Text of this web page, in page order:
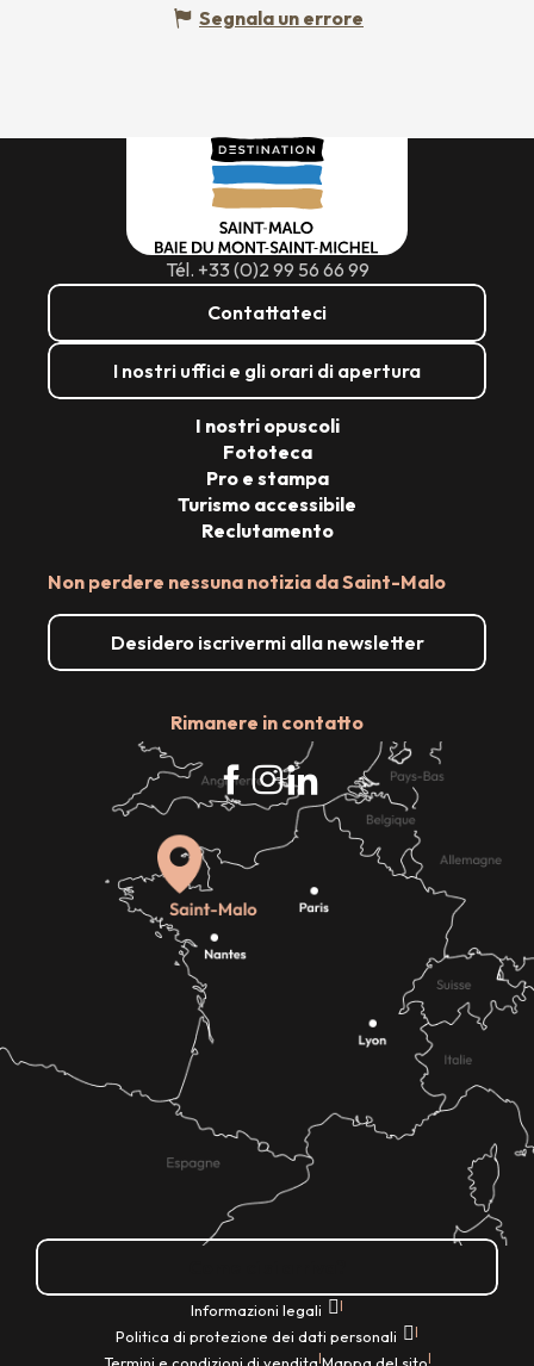
Segnala un errore
Tél. +33 (0)2 99 56 66 99
Contattateci
I nostri uffici e gli orari di apertura
Non perdere nessuna notizia da Saint-Malo
Desidero iscrivermi alla newsletter
Rimanere in contatto
I nostri opuscoli
Fototeca
Pro e stampa
Turismo accessibile
Reclutamento
Informazioni legali |
Politica di protezione dei dati personali |
| |